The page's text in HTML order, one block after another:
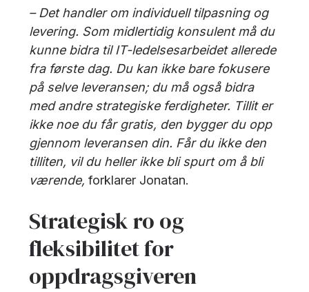
– Det handler om individuell tilpasning og
levering. Som midlertidig konsulent må du
kunne bidra til IT-ledelsesarbeidet allerede
fra første dag. Du kan ikke bare fokusere
på selve leveransen; du må også bidra
med andre strategiske ferdigheter. Tillit er
ikke noe du får gratis, den bygger du opp
gjennom leveransen din. Får du ikke den
tilliten, vil du heller ikke bli spurt om å bli
værende,forklarer Jonatan.
Strategisk ro og
fleksibilitet for
oppdragsgiveren